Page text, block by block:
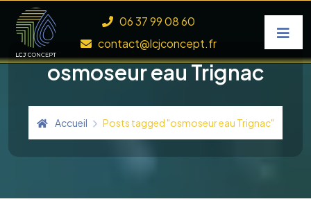
06 37 99 08 60
contact@lcjconcept.fr
Skip to content
osmoseur eau Trignac
Accueil Posts tagged "osmoseur eau Trignac"